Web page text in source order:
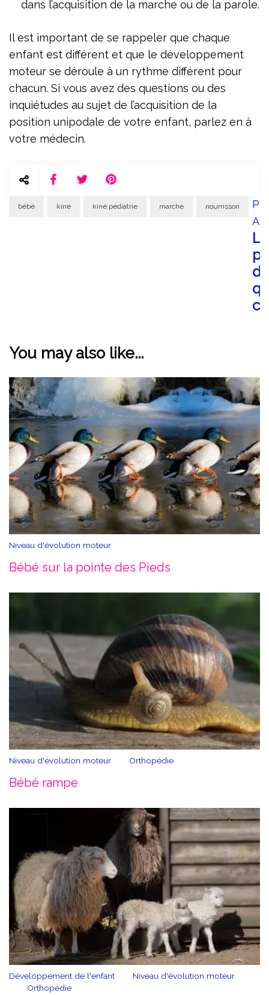
dans l’acquisition de la marche ou de la parole.
Il est important de se rappeler que chaque
enfant est différent et que le développement
moteur se déroule à un rythme différent pour
chacun. Si vous avez des questions ou des
inquiétudes au sujet de l’acquisition de la
position unipodale de votre enfant, parlez en à
votre médecin.
bébé kiné kiné pédiatrie marche nourrisson
You may also like...
Niveau d'évolution moteur
Bébé sur la pointe des Pieds
Niveau d'évolution moteur Orthopédie
Bébé rampe
Développement de l'enfant
Niveau d'évolution moteur
Orthopédie